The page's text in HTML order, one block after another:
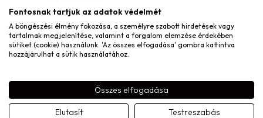
Lili Gyura 2026.03.25.
2026.03.25.
Fontosnak tartjuk az adatok védelmét
A böngészési élmény fokozása, a személyre szabott hirdetések vagy
tartalmak megjelenítése, valamint a forgalom elemzése érdekében
sütiket (cookie) használunk. 'Az összes elfogadása' gombra kattintva
hozzájárulhat a sütik használatához.
Összes elfogadása
Elutasít Testreszabás